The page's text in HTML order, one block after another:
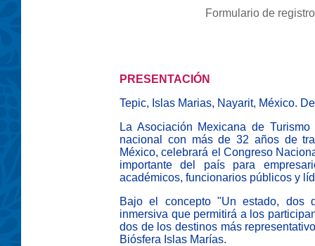
Formulario de registro
PRESENTACIÓN
Tepic, Islas Marias, Nayarit, México.
La Asociación Mexicana de
nacional con más de 32 años de
México, celebrará el Congreso
importante del país para
académicos, funcionarios públicos y
Bajo el concepto "Un estado, dos
inmersiva que permitirá a los
dos de los destinos más
Biósfera Islas Marías.